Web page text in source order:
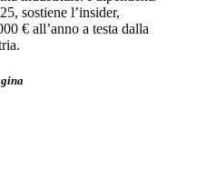
sostiene l’insider,
€ all’anno a testa dalla